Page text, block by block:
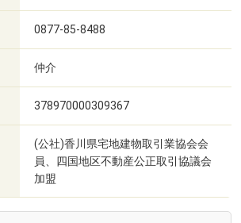
0877-85-8488
仲介
378970000309367
(公社)香川県宅地建物取引業協会会
員、四国地区不動産公正取引協議会
加盟